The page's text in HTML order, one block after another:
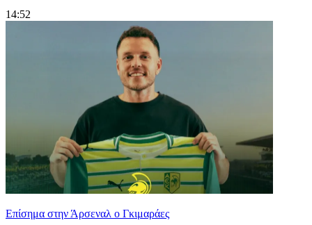
14:52
Επίσημα στην Άρσεναλ ο Γκιμαράες